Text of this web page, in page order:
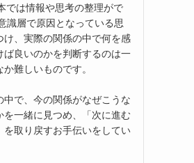
では情報や思考の整理がで
識層で原因となっている思
け、実際の関係の中で何を感
ば良いのかを判断するのは一
難しいものです。
中で、今の関係がなぜこうな
を一緒に見つめ、「次に進む
を取り戻すお手伝いをしてい